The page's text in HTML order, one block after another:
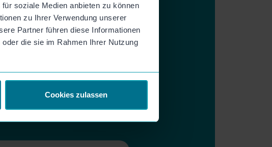
soziale Medien anbieten zu können
zu Ihrer Verwendung unserer
Partner führen diese Informationen
die sie im Rahmen Ihrer Nutzung
Cookies zulassen